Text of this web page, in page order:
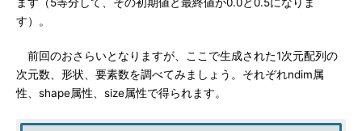
す）。
前回のおさらいとなりますが、ここで生成された1次元配列の
次元数、形状、要素数を調べてみましょう。それぞれndim属
性、shape属性、size属性で得られます。